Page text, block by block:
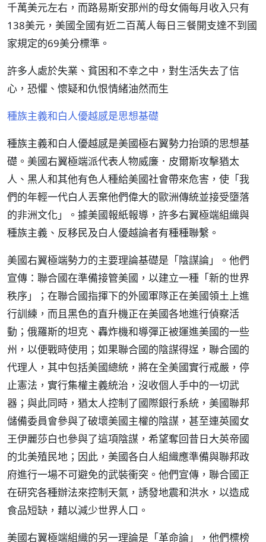
千萬美元左右，而路易斯安那州的母女倆每月收入只有
138美元，美國全國有近二百萬人每日三餐開支達不到國
家規定的69美分標準。
許多人處於失業、貧困和不幸之中，對生活失去了信
心，恐懼、懷疑和仇恨情緒油然而生
種族主義和白人優越感是思想基礎
種族主義和白人優越感是美國極右翼勢力抬頭的思想基
礎。美國右翼極端派代表人物威廉．皮爾斯攻擊猶太
人、黑人和其他有色人種給美國社會帶來危害，使「我
們的年輕一代白人丟棄他們偉大的歐洲傳統並接受墮落
的非洲文化」。據美國報紙報導，許多右翼極端組織與
種族主義、反移民及白人優越論者有種種聯繫。
美國右翼極端勢力的主要理論基礎是「陰謀論」。他們
宣傳：聯合國在準備接管美國，以建立一種「新的世界
秩序」；在聯合國指揮下的外國軍隊正在美國領土上進
行訓練，而且黑色的直升機正在美國各地進行偵察活
動；俄羅斯的坦克、轟炸機和導彈正被運進美國的一些
州，以便戰時使用；如果聯合國的陰謀得逞，聯合國的
代理人，其中包括美國總統，將在全美國實行戒嚴，停
止憲法，實行集權主義統治，沒收個人手中的一切武
器；與此同時，猶太人控制了國際銀行系統，美國聯邦
儲備委員會參與了破壞美國主權的陰謀，甚至連英國女
王伊麗莎白也參與了這項陰謀，希望奪回昔日大英帝國
的北美殖民地；因此，美國各白人組織應準備與聯邦政
府進行一場不可避免的武裝衝突。他們宣傳，聯合國正
在研究各種辦法來控制天氣，誘發地震和洪水，以造成
食品短缺，藉以減少世界人口。
美國右翼極端組織的另一理論是「革命論」，他們標榜